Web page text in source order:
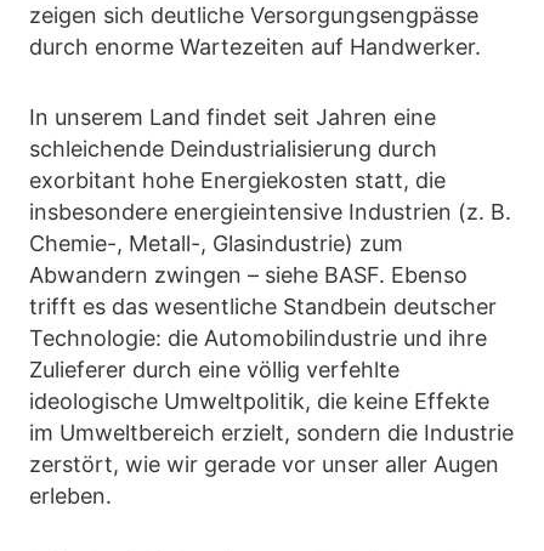
zeigen sich deutliche Versorgungsengpässe
durch enorme Wartezeiten auf Handwerker.
In unserem Land findet seit Jahren eine
schleichende Deindustrialisierung durch
exorbitant hohe Energiekosten statt, die
insbesondere energieintensive Industrien (z. B.
Chemie-, Metall-, Glasindustrie) zum
Abwandern zwingen – siehe BASF. Ebenso
trifft es das wesentliche Standbein deutscher
Technologie: die Automobilindustrie und ihre
Zulieferer durch eine völlig verfehlte
ideologische Umweltpolitik, die keine Effekte
im Umweltbereich erzielt, sondern die Industrie
zerstört, wie wir gerade vor unser aller Augen
erleben.